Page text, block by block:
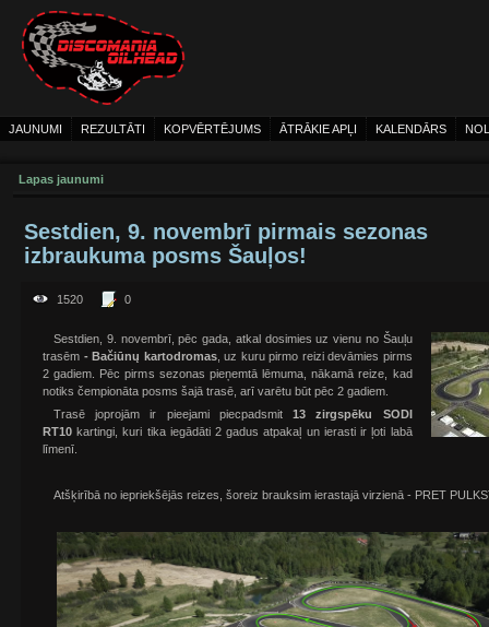
JAUNUMI REZULTĀTI KOPVĒRTĒJUMS ĀTRĀKIE APĻI KALENDĀRS
Lapas jaunumi
Sestdien, 9. novembrī pirmais sezonas
izbraukuma posms Šauļos!
1520 0
Sestdien, 9. novembrī, pēc gada, atkal dosimies uz vienu no Šauļu
trasēm - Bačiūnų kartodromas, uz kuru pirmo reizi devāmies pirms
2 gadiem. Pēc pirms sezonas pieņemtā lēmuma, nākamā reize, kad
notiks čempionāta posms šajā trasē, arī varētu būt pēc 2 gadiem.
Trasē joprojām ir pieejami piecpadsmit13 zirgspēku SODI
RT10 kartingi, kuri tika iegādāti 2 gadus atpakaļ un ierasti ir ļoti labā
līmenī.
Atšķirībā no iepriekšējās reizes, šoreiz brauksim ierastajā virzienā - PRET